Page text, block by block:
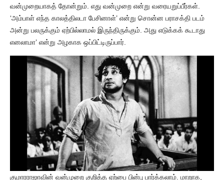
வன்முறையாகத் தோன்றும். எது வன்முறை என்று வரையறுப்பீர்கள்.
‘அம்பாள் எந்த காலத்திலடா பேசினாள்’ என்று சொன்ன பராசக்தி படம்
அன்று பலருக்கும் ஏற்பில்லாமல் இருந்திருக்கும். அது எடுக்கக் கூடாது
எனலாமா’ என்று அழகாக ஒப்பிட்டிருப்பார்.
குமாரராஜாவின் வன்முறை குறித்த ஏற்பை பின்பு பார்க்கலாம். மாறாக,